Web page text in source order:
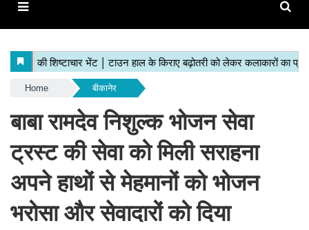
Home बीकानेर
बाबा रामदेव निशुल्क भोजन सेवा
ट्रस्ट की सेवा को मिली सराहना
अपने हाथों से मेहमानों को भोजन
भरोसा और सेवादारों को दिया